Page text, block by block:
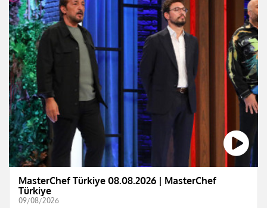
MasterChef Türkiye 08.08.2026 | MasterChef
Türkiye
09/08/2026